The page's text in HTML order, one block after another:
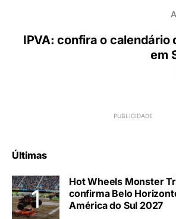
IPVA: confira o calendário
em
Últimas
Hot Wheels Monster
confirma Belo
América do Sul 2027